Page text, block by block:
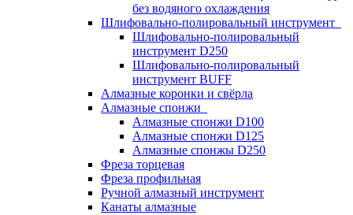
без водяного охлаждения
Шлифовально-полировальный инструмент
Шлифовально-полировальный
инструмент D250
Шлифовально-полировальный
инструмент BUFF
Алмазные коронки и свёрла
Алмазные спонжи
Алмазные спонжи D100
Алмазные спонжи D125
Алмазные спонжы D250
Фреза торцевая
Фреза профильная
Ручной алмазный инструмент
Канаты алмазные